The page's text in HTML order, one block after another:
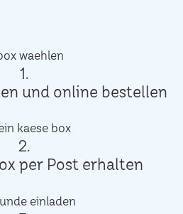
1.
und online bestellen
2.
per Post erhalten